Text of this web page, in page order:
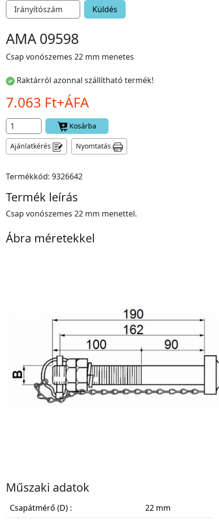
Küldés
AMA 09598
Csap vonószemes 22 mm menetes
Raktárról azonnal szállítható termék!
7.063 Ft+ÁFA
Kosárba
Ajánlatkérés Nyomtatás
Termékkód: 9326642
Termék leírás
Csap vonószemes 22 mm menettel.
Ábra méretekkel
Műszaki adatok
Csapátmérő (D) :
22 mm